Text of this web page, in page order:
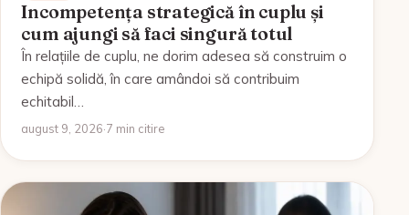
Incompetența strategică în cuplu și
cum ajungi să faci singură totul
În relațiile de cuplu, ne dorim adesea să construim o
echipă solidă, în care amândoi să contribuim
echitabil…
august 9, 2026·7 min citire